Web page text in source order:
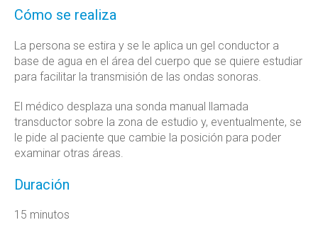
Cómo se realiza
La persona se estira y se le aplica un gel conductor a
base de agua en el área del cuerpo que se quiere estudiar
para facilitar la transmisión de las ondas sonoras.
El médico desplaza una sonda manual llamada
transductor sobre la zona de estudio y, eventualmente, se
le pide al paciente que cambie la posición para poder
examinar otras áreas.
Duración
15 minutos